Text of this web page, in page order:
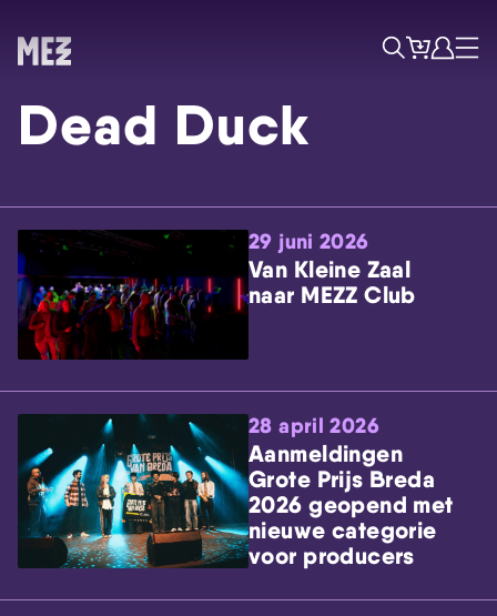
Skip navigatie
ZoekTicketsAccount
Menu
Dead Duck
29 juni 2026
Van Kleine Zaal
naar MEZZ Club
28 april 2026
Aanmeldingen
Grote Prijs Breda
2026 geopend met
nieuwe categorie
voor producers